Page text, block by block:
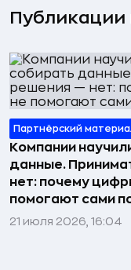
Публикации
Партнёрский
Компании
данные.
нет: почему
помогают сами
21 июля 2026, 16:04